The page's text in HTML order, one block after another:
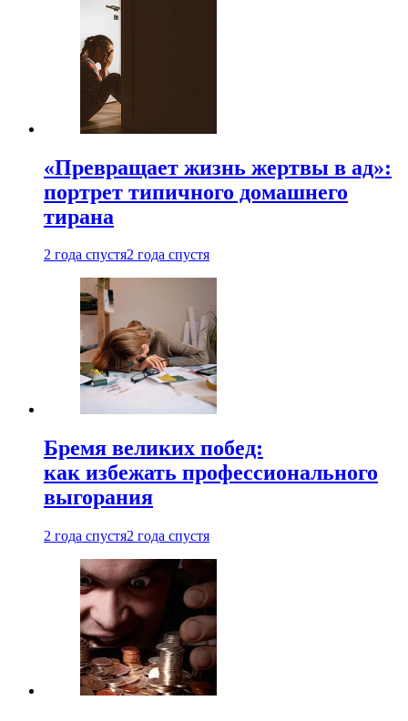
«Превращает жизнь жертвы в ад»:
портрет типичного домашнего
тирана
2 года спустя2 года спустя
Бремя великих побед:
как избежать профессионального
выгорания
2 года спустя2 года спустя